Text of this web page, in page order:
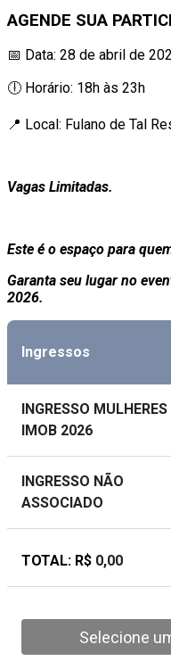
AGENDE SUA
📅 Data: 28 de abril de
🕕 Horário: 18h às 23h
📍 Local: Fulano de Tal
Vagas Limitadas.
Este é o espaço para
Garanta seu lugar no
2026.
Ingressos
INGRESSO
IMOB 2026
INGRESSO NÃO
ASSOCIADO
TOTAL: R$ 0,00
Selecione